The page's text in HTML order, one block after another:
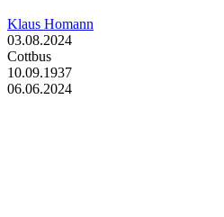
Klaus Homann
03.08.2024
Cottbus
10.09.1937
06.06.2024